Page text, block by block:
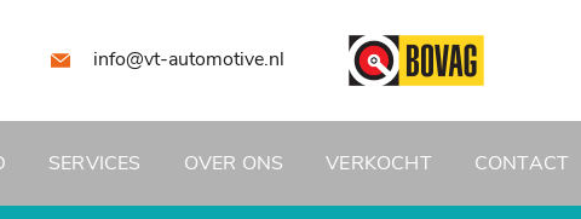
info@vt-automotive.nl
SERVICES OVER ONS VERKOCHT CONTACT